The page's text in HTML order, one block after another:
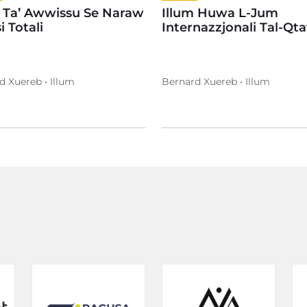
Ta’ Awwissu Se Naraw
Totali
Xuereb • Illum
Illum Huwa L-Jum
Internazzjonali Tal-
Bernard Xuereb • Illum